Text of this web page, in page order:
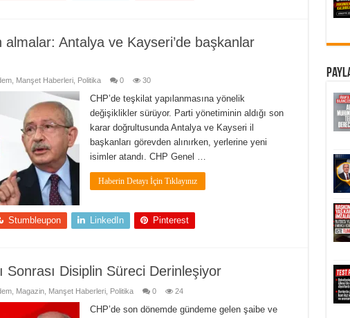
almalar: Antalya ve Kayseri’de başkanlar
, Manşet Haberleri, Politika 0 30
CHP’de teşkilat yapılanmasına yönelik
değişiklikler sürüyor. Parti yönetiminin aldığı son
karar doğrultusunda Antalya ve Kayseri il
başkanları görevden alınırken, yerlerine yeni
isimler atandı. CHP Genel …
Haberin Detayı İçin Tıklayınız
Stumbleupon LinkedIn Pinterest
Sonrası Disiplin Süreci Derinleşiyor
, Magazin, Manşet Haberleri, Politika 0 24
CHP’de son dönemde gündeme gelen şaibe ve